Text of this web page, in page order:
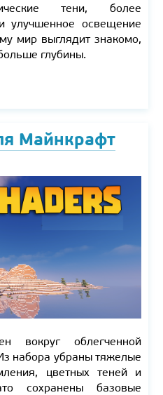
тени, более
улучшенное освещение
мир выглядит знакомо,
глубины.
Майнкрафт
вокруг облегченной
набора убраны тяжелые
цветных теней и
сохранены базовые